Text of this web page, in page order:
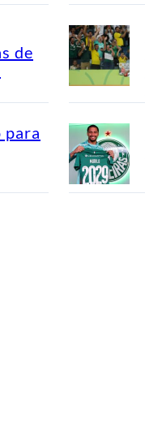
de
para